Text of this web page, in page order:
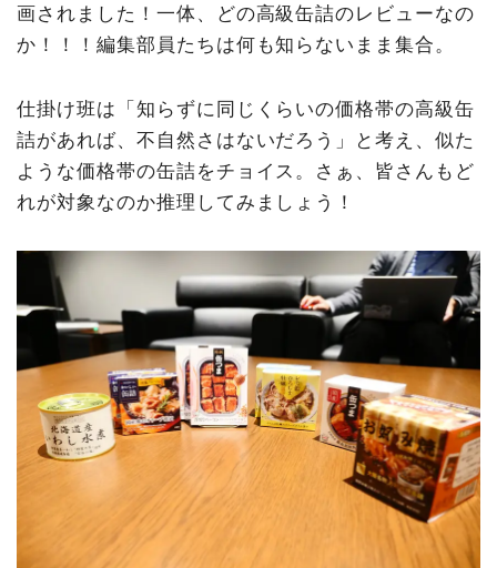
画されました！一体、どの高級缶詰のレビューなの
か！！！編集部員たちは何も知らないまま集合。
仕掛け班は「知らずに同じくらいの価格帯の高級缶
詰があれば、不自然さはないだろう」と考え、似た
ような価格帯の缶詰をチョイス。さぁ、皆さんもど
れが対象なのか推理してみましょう！